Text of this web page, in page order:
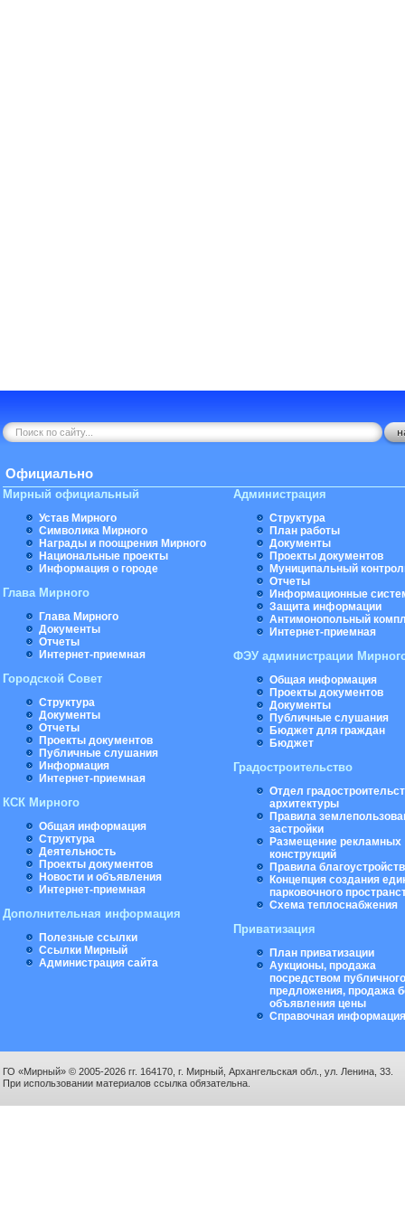
Официально
Мирный официальный
Устав Мирного
Символика Мирного
Награды и поощрения Мирного
Национальные проекты
Информация о городе
Глава Мирного
Глава Мирного
Документы
Отчеты
Интернет-приемная
Городской Совет
Структура
Документы
Отчеты
Проекты документов
Публичные слушания
Информация
Интернет-приемная
КСК Мирного
Общая информация
Структура
Деятельность
Проекты документов
Новости и объявления
Интернет-приемная
Дополнительная информация
Полезные ссылки
Ссылки Мирный
Администрация сайта
Администрация
Структура
План работы
Документы
Проекты документов
Муниципальный
Отчеты
Информационные
Защита информации
Антимонопольный
Интернет-приемная
ФЭУ администрации
Общая информация
Проекты документов
Документы
Публичные слушания
Бюджет для граждан
Бюджет
Градостроительство
Отдел
архитектуры
Правила
застройки
Размещение рекламных
конструкций
Правила
Концепция создания
парковочного
Схема теплоснабжения
Приватизация
План приватизации
Аукционы, продажа
посредством публичного
предложения, продажа
объявления цены
Справочная информация
ГО «Мирный» © 2005-2026 гг. 164170, г. Мирный, Архангельская обл., ул. Ленина, 33.
При использовании материалов ссылка обязательна.